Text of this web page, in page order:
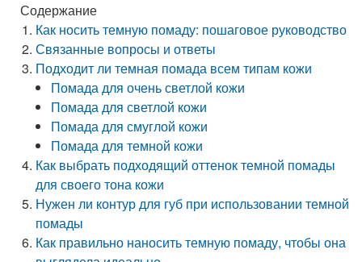
Содержание
Как носить темную помаду: пошаговое руководство
Связанные вопросы и ответы
Подходит ли темная помада всем типам кожи
Помада для очень светлой кожи
Помада для светлой кожи
Помада для смуглой кожи
Помада для темной кожи
Как выбрать подходящий оттенок темной помады
для своего тона кожи
Нужен ли контур для губ при использовании темной
помады
Как правильно наносить темную помаду, чтобы она